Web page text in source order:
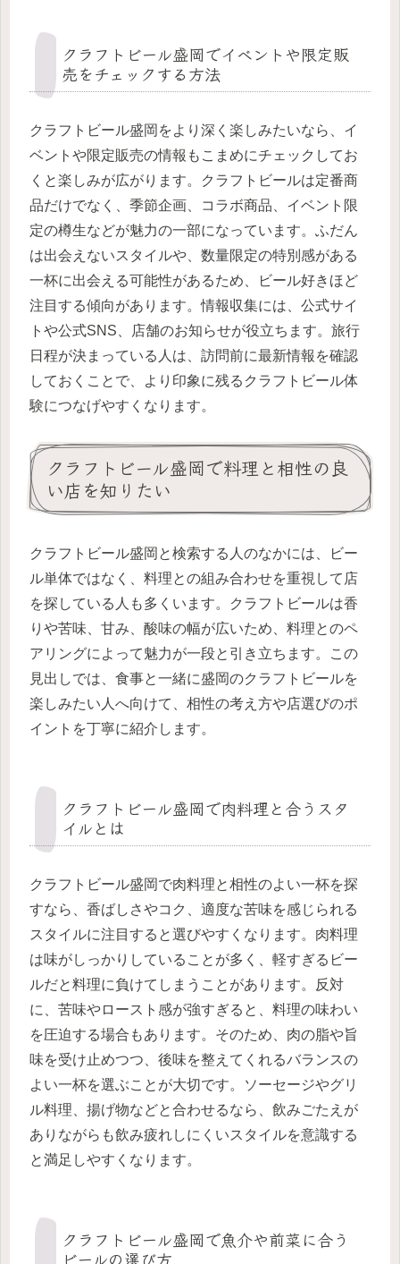
クラフトビール盛岡でイベントや限定販
売をチェックする方法
クラフトビール盛岡をより深く楽しみたいなら、イ
ベントや限定販売の情報もこまめにチェックしてお
くと楽しみが広がります。クラフトビールは定番商
品だけでなく、季節企画、コラボ商品、イベント限
定の樽生などが魅力の一部になっています。ふだん
は出会えないスタイルや、数量限定の特別感がある
一杯に出会える可能性があるため、ビール好きほど
注目する傾向があります。情報収集には、公式サイ
トや公式SNS、店舗のお知らせが役立ちます。旅行
日程が決まっている人は、訪問前に最新情報を確認
しておくことで、より印象に残るクラフトビール体
験につなげやすくなります。
クラフトビール盛岡で料理と相性の良
い店を知りたい
クラフトビール盛岡と検索する人のなかには、ビー
ル単体ではなく、料理との組み合わせを重視して店
を探している人も多くいます。クラフトビールは香
りや苦味、甘み、酸味の幅が広いため、料理とのペ
アリングによって魅力が一段と引き立ちます。この
見出しでは、食事と一緒に盛岡のクラフトビールを
楽しみたい人へ向けて、相性の考え方や店選びのポ
イントを丁寧に紹介します。
クラフトビール盛岡で肉料理と合うスタ
イルとは
クラフトビール盛岡で肉料理と相性のよい一杯を探
すなら、香ばしさやコク、適度な苦味を感じられる
スタイルに注目すると選びやすくなります。肉料理
は味がしっかりしていることが多く、軽すぎるビー
ルだと料理に負けてしまうことがあります。反対
に、苦味やロースト感が強すぎると、料理の味わい
を圧迫する場合もあります。そのため、肉の脂や旨
味を受け止めつつ、後味を整えてくれるバランスの
よい一杯を選ぶことが大切です。ソーセージやグリ
ル料理、揚げ物などと合わせるなら、飲みごたえが
ありながらも飲み疲れしにくいスタイルを意識する
と満足しやすくなります。
クラフトビール盛岡で魚介や前菜に合う
ビールの選び方